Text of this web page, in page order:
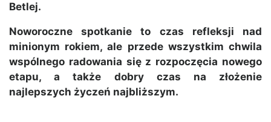
Betlej.
Noworoczne spotkanie to czas refleksji nad
minionym rokiem, ale przede wszystkim chwila
wspólnego radowania się z rozpoczęcia nowego
etapu, a także dobry czas na złożenie
najlepszych życzeń najbliższym.